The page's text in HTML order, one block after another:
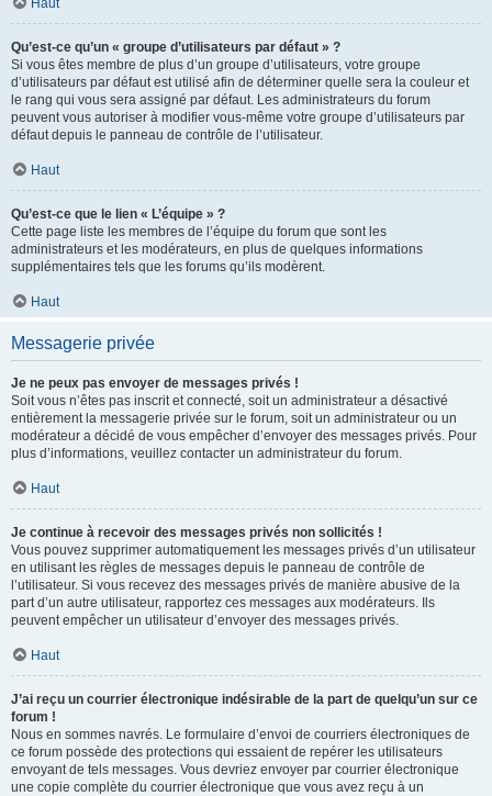
Haut
Qu’est-ce qu’un « groupe d’utilisateurs par défaut » ?
Si vous êtes membre de plus d’un groupe d’utilisateurs, votre groupe
d’utilisateurs par défaut est utilisé afin de déterminer quelle sera la couleur et
le rang qui vous sera assigné par défaut. Les administrateurs du forum
peuvent vous autoriser à modifier vous-même votre groupe d’utilisateurs par
défaut depuis le panneau de contrôle de l’utilisateur.
Haut
Qu’est-ce que le lien « L’équipe » ?
Cette page liste les membres de l’équipe du forum que sont les
administrateurs et les modérateurs, en plus de quelques informations
supplémentaires tels que les forums qu’ils modèrent.
Haut
Messagerie privée
Je ne peux pas envoyer de messages privés !
Soit vous n’êtes pas inscrit et connecté, soit un administrateur a désactivé
entièrement la messagerie privée sur le forum, soit un administrateur ou un
modérateur a décidé de vous empêcher d’envoyer des messages privés. Pour
plus d’informations, veuillez contacter un administrateur du forum.
Haut
Je continue à recevoir des messages privés non sollicités !
Vous pouvez supprimer automatiquement les messages privés d’un utilisateur
en utilisant les règles de messages depuis le panneau de contrôle de
l’utilisateur. Si vous recevez des messages privés de manière abusive de la
part d’un autre utilisateur, rapportez ces messages aux modérateurs. Ils
peuvent empêcher un utilisateur d’envoyer des messages privés.
Haut
J’ai reçu un courrier électronique indésirable de la part de quelqu’un sur ce
forum !
Nous en sommes navrés. Le formulaire d’envoi de courriers électroniques de
ce forum possède des protections qui essaient de repérer les utilisateurs
envoyant de tels messages. Vous devriez envoyer par courrier électronique
une copie complète du courrier électronique que vous avez reçu à un